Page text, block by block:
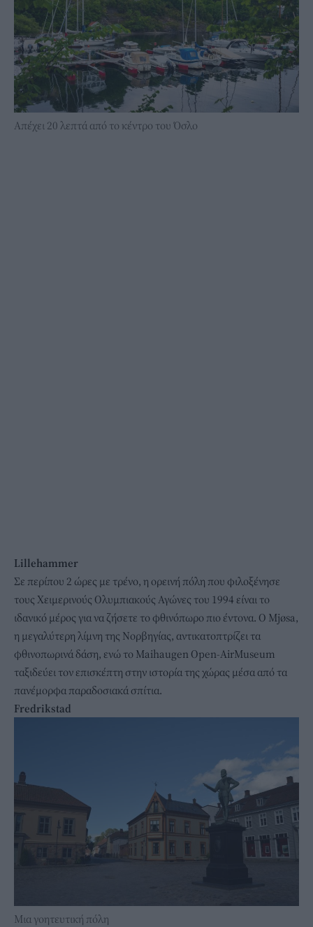
Απέχει 20 λεπτά από το κέντρο του Όσλο
Lillehammer
Σε περίπου 2 ώρες με τρένο, η ορεινή πόλη που φιλοξένησε
τους Χειμερινούς Ολυμπιακούς Αγώνες του 1994 είναι το
ιδανικό μέρος για να ζήσετε το φθινόπωρο πιο έντονα. Ο Mjøsa,
η μεγαλύτερη λίμνη της Νορβηγίας, αντικατοπτρίζει τα
φθινοπωρινά δάση, ενώ το Maihaugen Open-AirMuseum
ταξιδεύει τον επισκέπτη στην ιστορία της χώρας μέσα από τα
πανέμορφα παραδοσιακά σπίτια.
Fredrikstad
Μια γοητευτική πόλη